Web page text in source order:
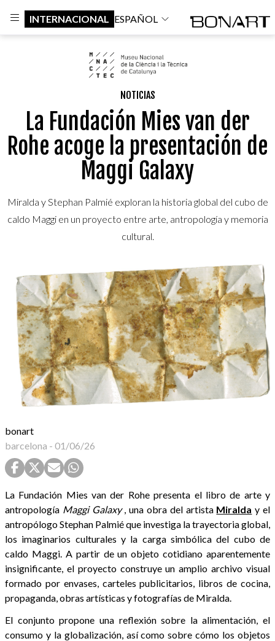
INTERNACIONAL ESPAÑOL
NOTICIAS
La Fundación Mies van der
Rohe acoge la presentación de
Maggi Galaxy
Miralda y Stephan Palmié exploran la historia global del cubo de
caldo Maggi en un proyecto entre arte, antropología y memoria
cultural.
bonart
barcelona - 01/06/26
La Fundación Mies van der Rohe presenta el libro de arte y
antropología Maggi Galaxy, una obra del artista Miralda y el
antropólogo Stephan Palmié que investiga la trayectoria global,
los imaginarios culturales y la carga simbólica del cubo de
caldo Maggi. A partir de un objeto cotidiano aparentemente
insignificante, el proyecto construye un amplio archivo visual
formado por envases, carteles publicitarios, libros de cocina,
propaganda, obras artísticas y fotografías de Miralda.
El conjunto propone una reflexión sobre la alimentación, el
consumo y la globalización, así como sobre cómo los objetos